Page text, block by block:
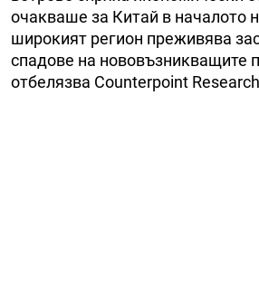
очакваше за Китай в началото
широкият регион преживява
спадове на нововъзникващите
отбелязва Counterpoint